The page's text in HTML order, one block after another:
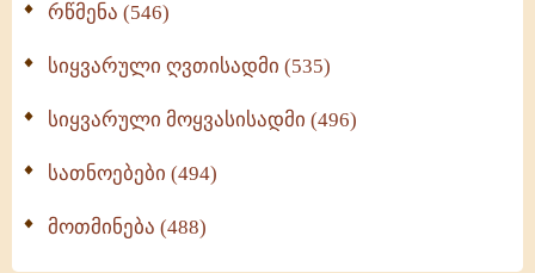
რწმენა (546)
სიყვარული ღვთისადმი (535)
სიყვარული მოყვასისადმი (496)
სათნოებები (494)
მოთმინება (488)